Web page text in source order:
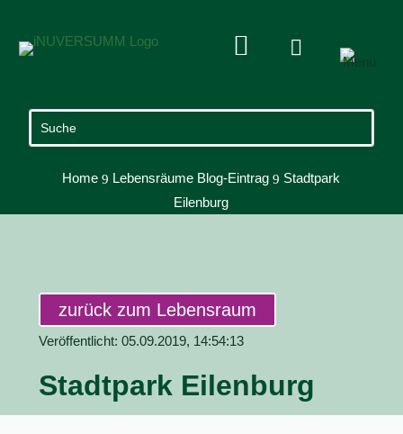
 
Home 9 Lebensräume Blog-Eintrag 9 Stadtpark
Eilenburg
zurück zum Lebensraum
Veröffentlicht: 05.09.2019, 14:54:13
Stadtpark Eilenburg